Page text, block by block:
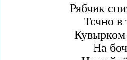
Рябчик
Точно в
Кувырком
На